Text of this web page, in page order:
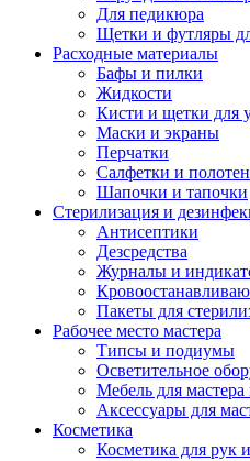
Для педикюра
Щетки и футляры
Расходные материалы
Бафы и пилки
Жидкости
Кисти и щетки для
Маски и экраны
Перчатки
Салфетки и
Шапочки и тапочки
Стерилизация и
Антисептики
Дезсредства
Журналы и
Пакеты для
Рабочее место мастера
Типсы и подиумы
Осветительное
Мебель для мастера
Аксессуары для
Косметика
Косметика для рук